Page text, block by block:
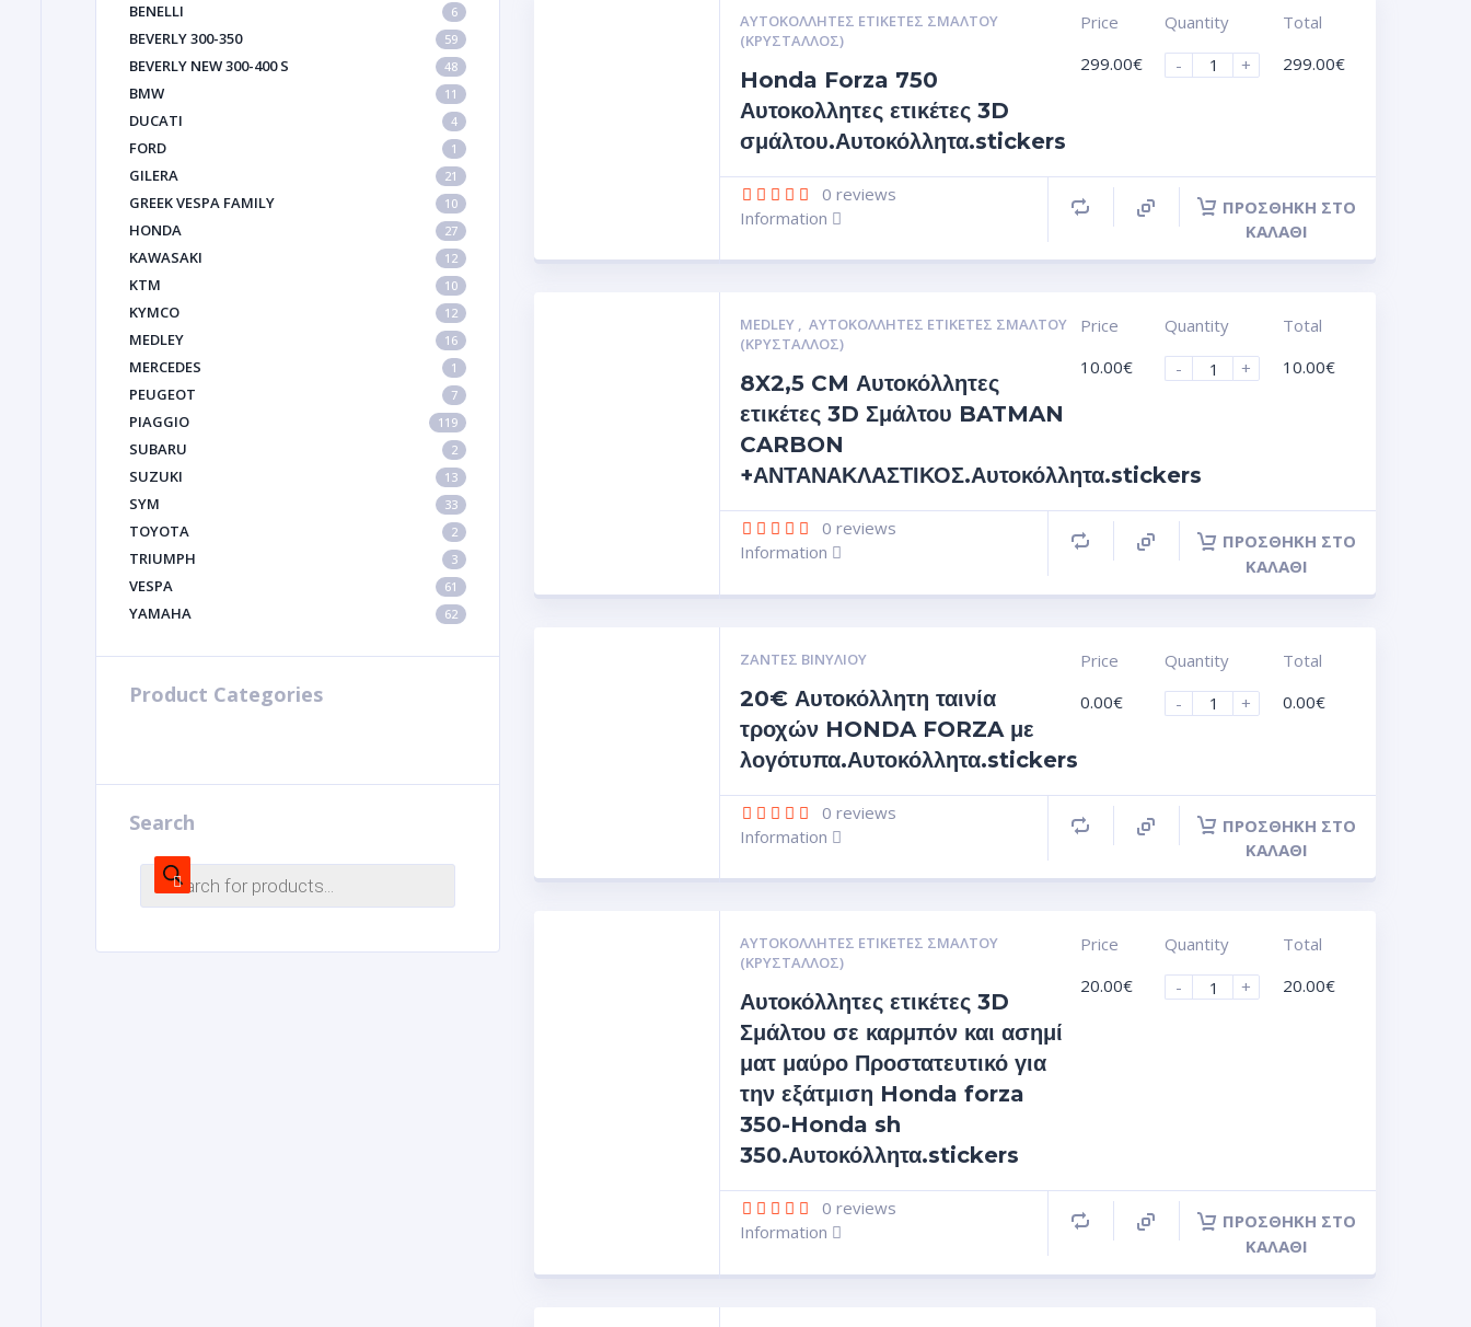
BENELLI 6
BEVERLY 300-350 59
BEVERLY NEW 300-400 S 48
BMW 11
DUCATI 4
FORD 1
GILERA 21
GREEK VESPA FAMILY 10
HONDA 27
KAWASAKI 12
KTM 10
KYMCO 12
MEDLEY 16
MERCEDES 1
PEUGEOT 7
PIAGGIO 119
SUBARU 2
SUZUKI 13
SYM 33
TOYOTA 2
TRIUMPH 3
VESPA 61
YAMAHA 62
Product Categories
Search
ΑΥΤΟΚΌΛΛΗΤΕΣ ΕΤΙΚΈΤΕΣ ΣΜΆΛΤΟΥ
(ΚΡΥΣΤΑΛΛΟΣ)
Honda Forza 750
Αυτοκολλητες ετικέτες 3D
σμάλτου.Αυτοκόλλητα.stickers
Price
299.00€
Quantity
-
+
Total
299.00€
0 reviews
Information
ΠΡΟΣΘΉΚΗ ΣΤΟ
ΚΑΛΆΘΙ
MEDLEY ,ΑΥΤΟΚΌΛΛΗΤΕΣ ΕΤΙΚΈΤΕΣ ΣΜΆΛΤΟΥ
(ΚΡΥΣΤΑΛΛΟΣ)
8X2,5 CM Αυτοκόλλητες
ετικέτες 3D Σμάλτου BATMAN
CARBON
+ΑΝΤΑΝΑΚΛΑΣΤΙΚΟΣ.Αυτοκόλλητα.stickers
Price
10.00€
Quantity
-
+
Total
10.00€
0 reviews
Information
ΠΡΟΣΘΉΚΗ ΣΤΟ
ΚΑΛΆΘΙ
ΖΆΝΤΕΣ ΒΙΝΥΛΊΟΥ
20€ Αυτοκόλλητη ταινία
τροχών HONDA FORZA με
λογότυπα.Αυτοκόλλητα.stickers
Price
0.00€
Quantity
-
+
Total
0.00€
0 reviews
Information
ΠΡΟΣΘΉΚΗ ΣΤΟ
ΚΑΛΆΘΙ
ΑΥΤΟΚΌΛΛΗΤΕΣ ΕΤΙΚΈΤΕΣ ΣΜΆΛΤΟΥ
(ΚΡΥΣΤΑΛΛΟΣ)
Αυτοκόλλητες ετικέτες 3D
Σμάλτου σε καρμπόν και ασημί
ματ μαύρο Προστατευτικό για
την εξάτμιση Honda forza
350-Honda sh
350.Αυτοκόλλητα.stickers
Price
20.00€
Quantity
-
+
Total
20.00€
0 reviews
Information
ΠΡΟΣΘΉΚΗ ΣΤΟ
ΚΑΛΆΘΙ